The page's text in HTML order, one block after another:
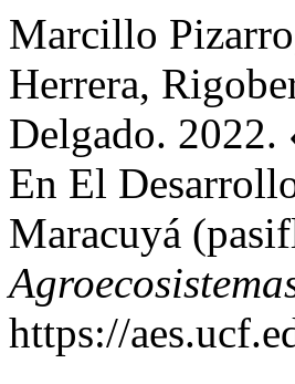
Marcillo
Herrera,
Delgado. 2022.
En El
Maracuyá
https://